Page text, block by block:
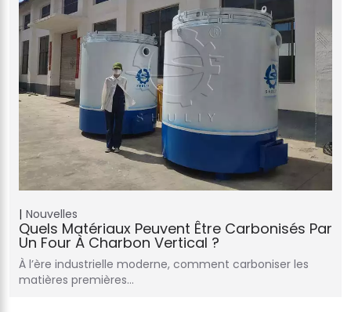
Nouvelles
Quels Matériaux Peuvent Être Carbonisés Par
Un Four À Charbon Vertical ?
À l’ère industrielle moderne, comment carboniser les
matières premières…